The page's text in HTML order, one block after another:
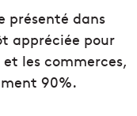
présenté dans
appréciée pour
les commerces,
90%.